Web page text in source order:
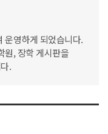
운영하게 되었습니다.
원, 장학 게시판을
.